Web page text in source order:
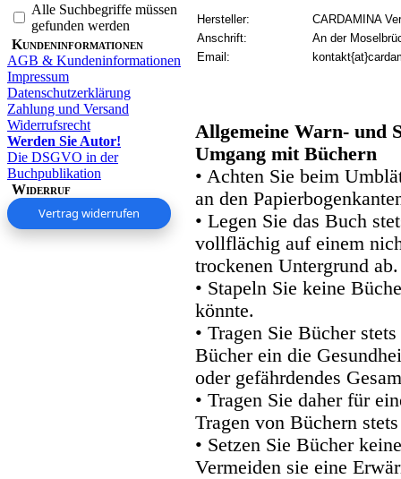
Alle Suchbegriffe müssen
gefunden werden
Kundeninformationen
AGB & Kundeninformationen
Impressum
Datenschutzerklärung
Zahlung und Versand
Widerrufsrecht
Werden Sie Autor!
Die DSGVO in der
Buchpublikation
Widerruf
Vertrag widerrufen
Hersteller:
CARDAMINA
Anschrift:
An der
Email:
Allgemeine Warn- und
Umgang mit Büchern
• Achten Sie beim
an den
• Legen Sie das Buch
vollflächig auf einem
trockenen Untergrund ab.
• Stapeln Sie keine
könnte.
• Tragen Sie Bücher
Bücher ein die
oder gefährdendes
• Tragen Sie daher für
Tragen von Büchern
• Setzen Sie Bücher
Vermeiden sie eine